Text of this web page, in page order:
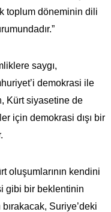
toplum döneminin dili
saygı,
demokrasi ile
Kürt siyasetine de
için demokrasi dışı bir
oluşumlarının kendini
gibi bir beklentinin
Suriye’deki